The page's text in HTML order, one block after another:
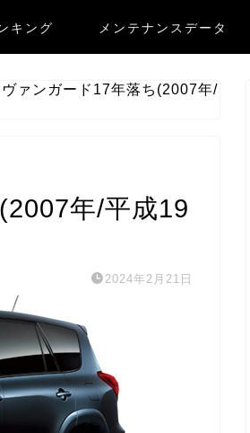
キング メンテナンスデータ
ァンガード17年落ち(2007年/
年/平成19
2024年2月21日